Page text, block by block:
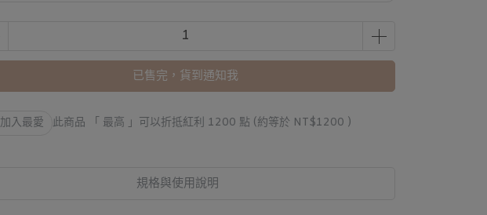
已售完，貨到通知我
加入最愛 此商品 「 最高 」可以折抵紅利 1200 點 (約等於 NT$1200 )
規格與使用說明